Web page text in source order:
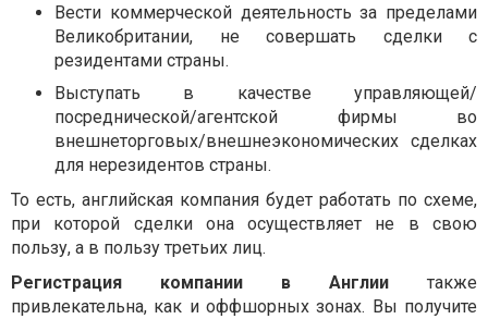
Вести коммерческой деятельность за пределами
Великобритании, не совершать сделки с
резидентами страны.
Выступать в качестве управляющей/
посреднической/агентской фирмы во
внешнеторговых/внешнеэкономических сделках
для нерезидентов страны.
То есть, английская компания будет работать по схеме,
при которой сделки она осуществляет не в свою
пользу, а в пользу третьих лиц.
Регистрация компании в Англии также
привлекательна, как и оффшорных зонах. Вы получите